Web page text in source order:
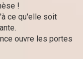
!
ce qu'elle soit
ouvre les portes